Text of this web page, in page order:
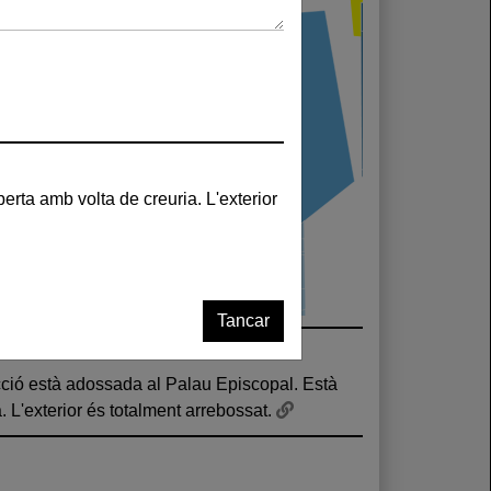
Tancar
L'exterior és totalment arrebossat.